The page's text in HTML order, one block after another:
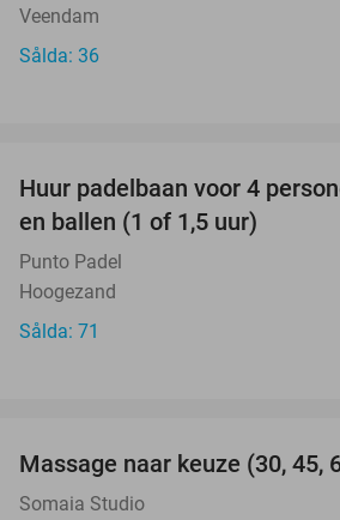
Veendam
Sålda: 36
Huur padelbaan voor 4
en ballen (1 of 1,5 uur)
Punto Padel
Hoogezand
Sålda: 71
Massage naar keuze (30, 45,
Somaia Studio